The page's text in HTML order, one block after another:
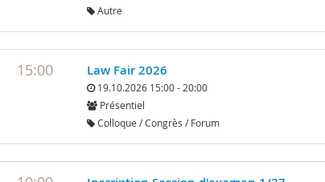
Autre
15:00 Law Fair 2026
19.10.2026 15:00 - 20:00
Présentiel
Colloque / Congrès / Forum